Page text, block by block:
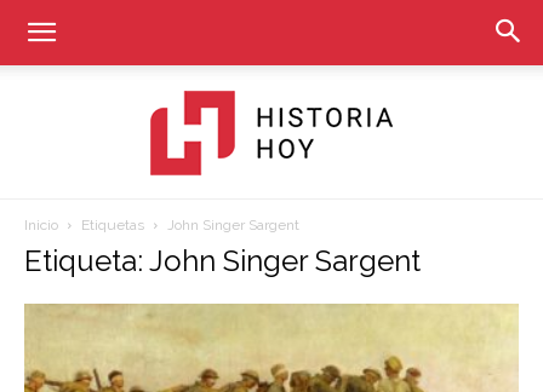
Historia
Inicio Etiquetas John Singer Sargent
Etiqueta: John Singer Sargent